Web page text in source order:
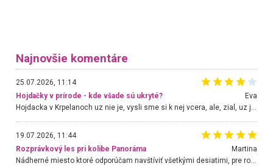
Najnovšie komentáre
25.07.2026, 11:14
Hojdačky v prírode - kde všade sú ukryté?
Eva
Hojdacka v Krpelanoch uz nie je, vysli sme si k nej vcera, ale, zial, uz je znicena. Ak sem planujete cestu len kvoli hojdacke, mozete si ju usetrit. Krasny vyhlad je tu vsak aj bez hojdacky :-)
19.07.2026, 11:44
Rozprávkový les pri kolibe Panoráma
Martina
Nádherné miesto ktoré odporúčam navštíviť všetkými desiatimi, pre rodiny s deťmi, dôchodcom... Proste a jednoducho ozaj rozprávkový les.. určite ešte prídeme. Odniesli sme si na pamiatku krásne tričká,